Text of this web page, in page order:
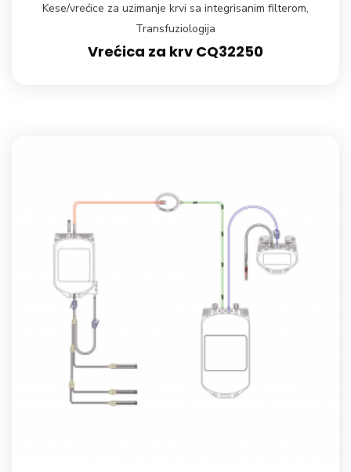
Kese/vrećice za uzimanje krvi sa integrisanim filterom,
Transfuziologija
Vrećica za krv CQ32250